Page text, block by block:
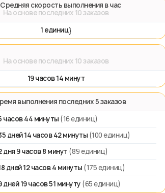
Средняя скорость выполнения в час
На основе последних 10 заказов
1 единиц}
На основе последних 10 заказов
19 часов 14 минут
выполнения последних 5 заказов
часов 44 минуты (16 единиц)
дней 14 часов 42 минуты (100 единиц)
дня 9 часов 8 минут (89 единиц)
дней 12 часов 4 минуты (175 единиц)
19 часов 51 минуту (65 единиц)